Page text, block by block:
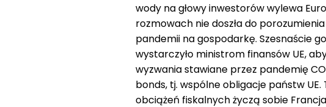
wody na głowy inwestorów wylewa
rozmowach nie doszła do
pandemii na gospodarkę. Szesnaście
wystarczyło ministrom finansów UE,
wyzwania stawiane przez pandemię
bonds, tj. wspólne obligacje państw
obciążeń fiskalnych życzą sobie